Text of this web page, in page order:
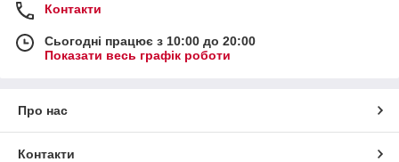
Контакти
Сьогодні працює з 10:00 до 20:00
Показати весь графік роботи
Про нас
Контакти